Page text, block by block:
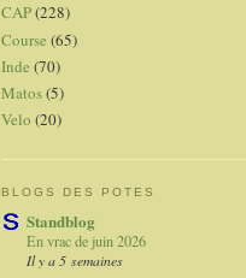
CAP(228)
Course (65)
Inde (70)
Matos(5)
Velo (20)
BLOGS DES POTES
Standblog
En vrac de juin 2026
Il y a 5 semaines